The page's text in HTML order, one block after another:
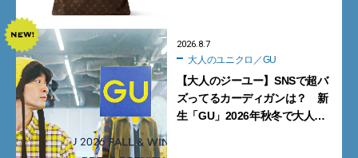
2026.8.7
大人のユニクロ／GU
【大人のジーユー】SNSで超バ
ズってるカーディガンは？ 新
生「GU」2026年秋冬で大人メ